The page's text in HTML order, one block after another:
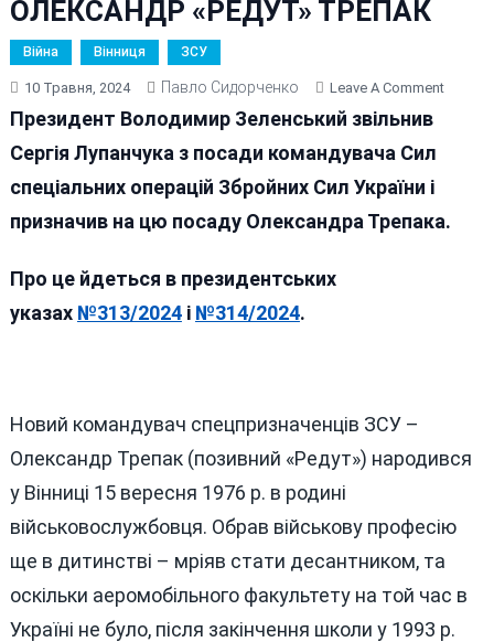
ОЛЕКСАНДР «РЕДУТ» ТРЕПАК
Війна Вінниця ЗСУ
10 Травня, 2024 Павло Сидорченко Leave A CommentOn
Президент Володимир Зеленський звільнив
Сергія Лупанчука з посади командувача Сил
спеціальних операцій Збройних Сил України і
призначив на цю посаду Олександра Трепака.
Про це йдеться в президентських
указах №313/2024і №314/2024.
Новий командувач спецпризначенців ЗСУ –
Олександр Трепак (позивний «Редут») народився
у Вінниці 15 вересня 1976 р. в родині
військовослужбовця. Обрав військову професію
ще в дитинстві – мріяв стати десантником, та
оскільки аеромобільного факультету на той час в
Україні не було, після закінчення школи у 1993 р.